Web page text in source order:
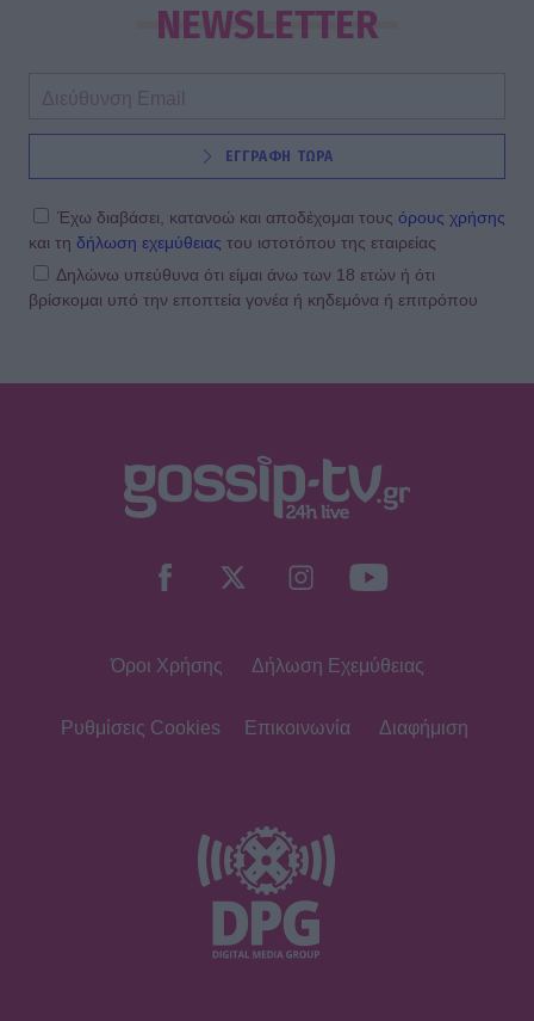
NEWSLETTER
ΕΓΓΡΑΦΗ ΤΩΡΑ
Έχω διαβάσει, κατανοώ και αποδέχομαι τους όρους χρήσης
και τη δήλωση εχεμύθειας του ιστοτόπου της εταιρείας
Δηλώνω υπεύθυνα ότι είμαι άνω των 18 ετών ή ότι
βρίσκομαι υπό την εποπτεία γονέα ή κηδεμόνα ή επιτρόπου
Όροι Χρήσης Δήλωση Εχεμύθειας
Ρυθμίσεις Cookies Επικοινωνία Διαφήμιση